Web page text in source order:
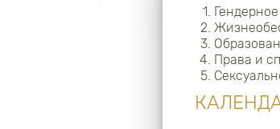
Права и